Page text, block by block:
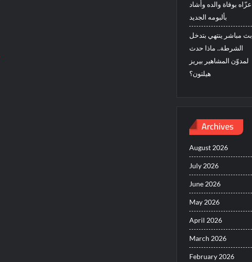
عزّاه بوفاة والده وأشاد
بألبومه الجديد
بث مباشر ينتهي بتدخل
الشرطة.. ماذا حدث
لمدوّن المشاهير بيريز
هيلتون؟
Archives
August 2026
July 2026
June 2026
May 2026
April 2026
March 2026
February 2026